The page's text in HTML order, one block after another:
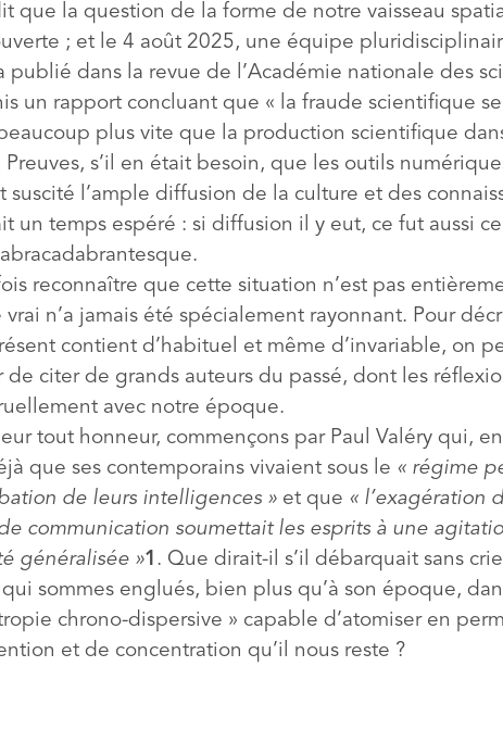
que la question de la forme de notre vaisseau
; et le 4 août 2025, une équipe
publié dans la revue de l’Académie nationale des
un rapport concluant que « la fraude scientifique se
plus vite que la production scientifique
Preuves, s’il en était besoin, que les outils
suscité l’ample diffusion de la culture et des
un temps espéré : si diffusion il y eut, ce fut aussi
reconnaître que cette situation n’est pas
n’a jamais été spécialement rayonnant. Pour
contient d’habituel et même d’invariable, on
de citer de grands auteurs du passé, dont les
avec notre époque.
tout honneur, commençons par Paul Valéry qui,
que ses contemporains vivaient sous le « régime
de leurs intelligences » et que « l’exagération
communication soumettait les esprits à une
généralisée »1 . Que dirait-il s’il débarquait sans
sommes englués, bien plus qu’à son époque,
chrono-dispersive » capable d’atomiser en
et de concentration qu’il nous reste ?